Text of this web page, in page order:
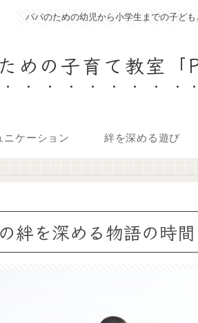
パパのための幼児から小学生までの子ど
めの子育て教室「
ニケーション 絆を深める遊び
絆を深める物語の時間